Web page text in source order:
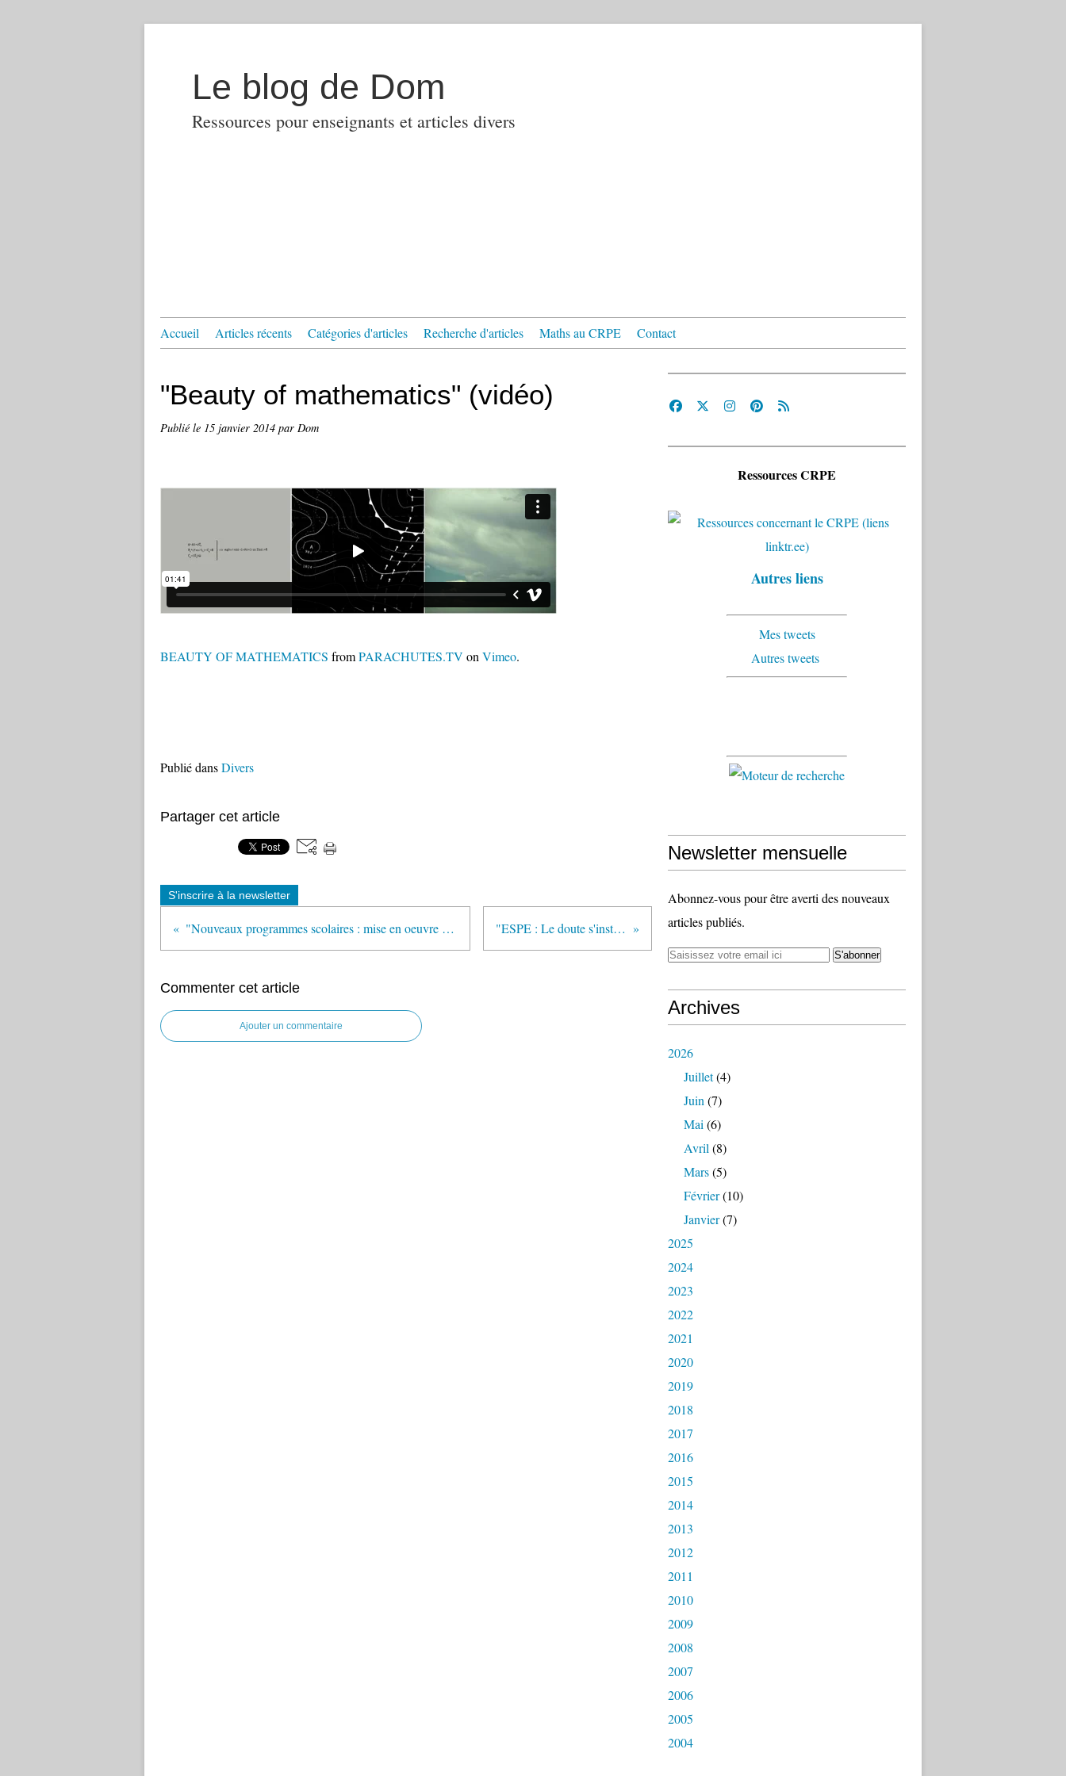
Le blog de Dom
Ressources pour enseignants et articles divers
Accueil Articles récents Catégories d'articles Recherche d'articles Maths au CRPE Contact
"Beauty of mathematics" (vidéo)
Publié le 15 janvier 2014 par Dom
BEAUTY OF MATHEMATICS fromPARACHUTES.TV on Vimeo.
Publié dansDivers
Partager cet article
S'inscrire à la newsletter
"Nouveaux programmes scolaires : mise en oeuvre envisagée pour 2016 (AFEF)" (VousNousIls.fr) "ESPE : Le doute s'installe" (Café pédagogique)
Commenter cet article
Ajouter un commentaire
Ressources CRPE
Autres liens
Mes tweets
Autres tweets
Newsletter mensuelle
Abonnez-vous pour être averti des nouveaux
articles publiés.
Archives
2026
Juillet(4)
Juin (7)
Mai (6)
Avril (8)
Mars(5)
Février(10)
Janvier(7)
2025
2024
2023
2022
2021
2020
2019
2018
2017
2016
2015
2014
2013
2012
2011
2010
2009
2008
2007
2006
2005
2004